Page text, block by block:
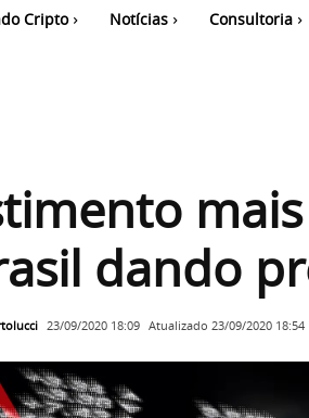
Cripto Notícias Consultoria
dando
23/09/2020 18:09 Atualizado 23/09/2020 18:54